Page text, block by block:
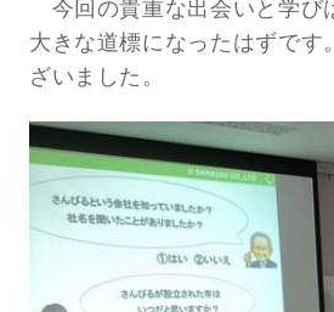
今回の貴重な出会いと学び
大きな道標になったはずで
ざいました。